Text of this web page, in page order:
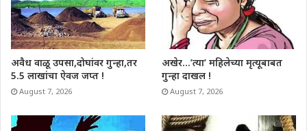
अवैध वाळू उपसा,दोघांवर गुन्हा,तर
5.5 लाखांचा ऐवज जप्त !
August 7, 2026
अखेर…’त्या’ महिलेच्या मृत्यूबाबत
गुन्हा दाखल !
August 7, 2026